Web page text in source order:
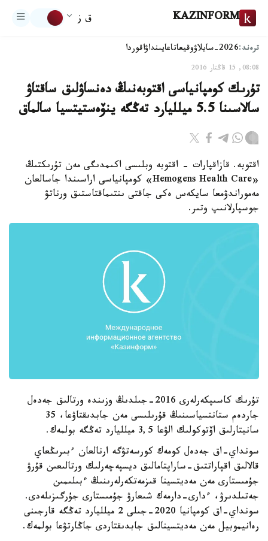
KAZINFORM ق ز
ترەند:2026-سايلاۋ وقيعاتاعايىنداۋاقوردا
08:08, 15 قاڭتار 2016
تۇرىك كومپانياسى اقتوبەنىڭ دەنساۋلىق ساقتاۋ
سالاسىنا 5.5 ميلليارد تەڭگە ينۆەستيتسيا سالماق
اقتوبە. قازاقپارات - اقتوبە وبلىسى اكىمدىگى مەن تۇرىكتىڭ
«Hemogens Health Care» كومپانياسى اراسىندا جاسالعان
مەموراندۋمعا سايكەس ەكى جاقتى ىنتىماقتاستىق ورناتۋ
جوسپارلانىپ وتىر.
تۇرىك كاسىپكەرلەرى 2016-جىلدىڭ وزىندە ورتالىق جەدەل
جاردەم ستانتسياسىنىڭ قۇرىلىسى مەن جابدىقتاۋعا، 35
سانيتارلىق اۆتوكولىك الۋعا 3,5 ميلليارد تەڭگە بولمەك.
سونداي-اق جەدەل كومەك كورسەتۋگە ارنالعان ءبىرىڭعاي
قالالىق اقپاراتتىق-ساراپتامالىق ديسپەچەرلىك ورتالىعىن قۇرۋ
جۇمىستارى مەن مەديتسينا قىزمەتكەرلەرىنىڭ ءبىلىمىن
جەتىلدىرۋ، ءدارى-دارمەك شىعارۋ جۇمىستارى جۇرگىزىلەدى.
سونداي-اق كومپانيا 2020-جىلى 2 ميلليارد تەڭگە قارجىنى
رەانيموبيل مەن مەديتسينالىق جابدىقتاردى جاڭارتۋعا بولمەك.